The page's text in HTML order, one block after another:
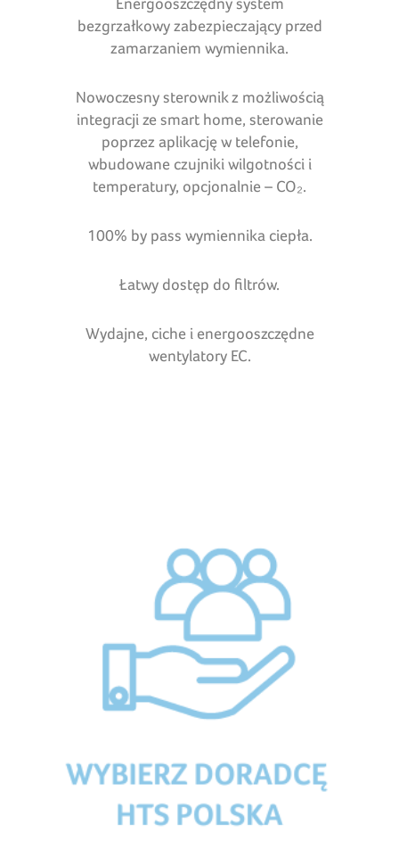
bezgrzałkowy zabezpieczający przed
zamarzaniem wymiennika.
Nowoczesny sterownik z możliwością
integracji ze smart home, sterowanie
poprzez aplikację w telefonie,
wbudowane czujniki wilgotności i
temperatury, opcjonalnie – CO₂.
100% by pass wymiennika ciepła.
Łatwy dostęp do filtrów.
Wydajne, ciche i energooszczędne
wentylatory EC.